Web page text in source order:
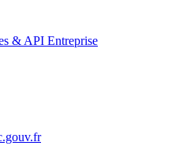
& API Entreprise